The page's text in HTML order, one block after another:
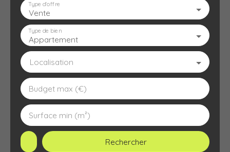
ACCUEIL ESTIMATION
Vente
Type d'offre
Appartement
Type de bien
Localisation
Budget max (€)
Surface min (m²)
Rechercher